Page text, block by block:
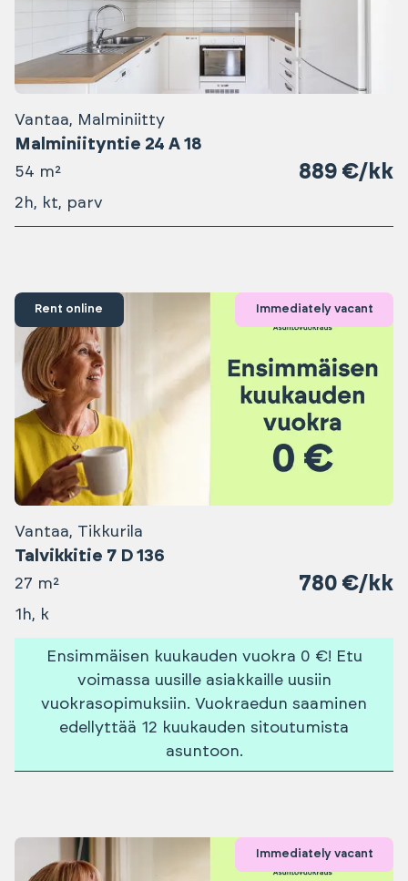
Vantaa, Malminiitty
Malminiityntie 24 A 18
54 m² 889 €/kk
2h, kt, parv
Rent online Immediately vacant
Vantaa, Tikkurila
Talvikkitie 7 D 136
27 m² 780 €/kk
1h, k
Ensimmäisen kuukauden vuokra 0 €! Etu
voimassa uusille asiakkaille uusiin
vuokrasopimuksiin. Vuokraedun saaminen
edellyttää 12 kuukauden sitoutumista
asuntoon.
Immediately vacant